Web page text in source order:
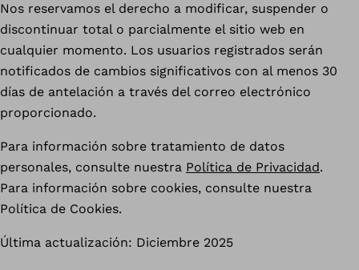
Nos reservamos el derecho a modificar, suspender o
discontinuar total o parcialmente el sitio web en
cualquier momento. Los usuarios registrados serán
notificados de cambios significativos con al menos 30
días de antelación a través del correo electrónico
proporcionado.
Para información sobre tratamiento de datos
personales, consulte nuestra Política de Privacidad.
Para información sobre cookies, consulte nuestra
Política de Cookies.
Última actualización: Diciembre 2025